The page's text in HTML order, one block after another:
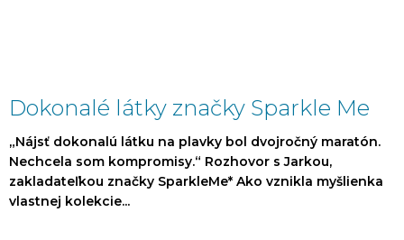
Dokonalé látky značky Sparkle Me
„Nájsť dokonalú látku na plavky bol dvojročný maratón.
Nechcela som kompromisy.“ Rozhovor s Jarkou,
zakladateľkou značky SparkleMe* Ako vznikla myšlienka
vlastnej kolekcie...